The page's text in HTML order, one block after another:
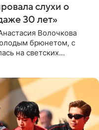
слухи о
30 лет»
Волочкова
брюнетом, с
на светских